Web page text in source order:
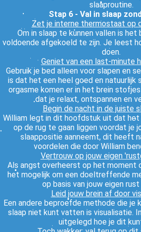
slaaproutine.
Stap 6 - Val in slaap
Zet je interne thermostaat op
Om in slaap te kunnen vallen is het
voldoende afgekoeld te zijn. Je leest
doen.
Geniet van een last-minute
Gebruik je bed alleen voor slapen en
is dat het een heel goed en natuurlijk
orgasme komen er in het brein
dat je relaxt, ontspannen en
Begin de nacht in de juiste
William legt in dit hoofdstuk uit dat
op de rug te gaan liggen voordat je
slaappositie aanneemt, dit heeft
voordelen die door William
Vertrouw op jouw eigen
Als angst overheerst op het moment
het mogelijk om een doeltreffende
op basis van jouw eigen
Leid jouw brein af door
Een andere beproefde methode die je
slaap niet kunt vatten is visualisatie.
uitgelegd hoe je dit